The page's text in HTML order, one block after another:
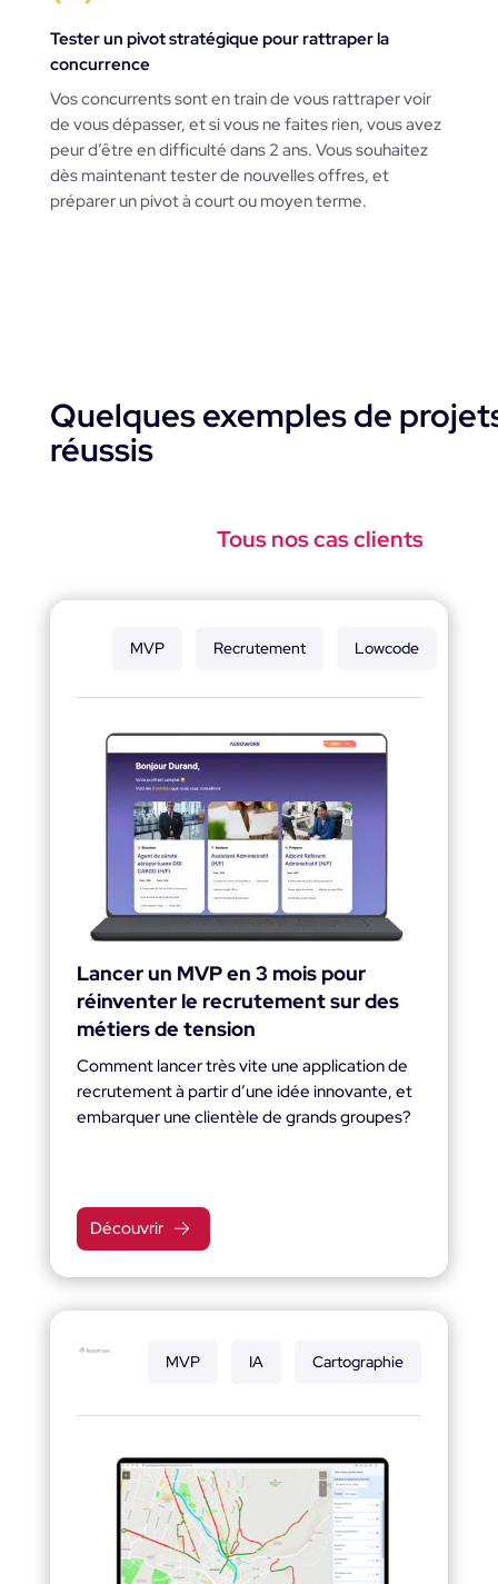
Tester un pivot stratégique pour rattraper la
concurrence
Vos concurrents sont en train de vous rattraper voir
de vous dépasser, et si vous ne faites rien, vous avez
peur d’être en difficulté dans 2 ans. Vous souhaitez
dès maintenant tester de nouvelles offres, et
préparer un pivot à court ou moyen terme.
Quelques exemples de
réussis
Tous nos cas clients
MVP Recrutement Lowcode
Lancer un MVP en 3 mois pour
réinventer le recrutement sur des
métiers de tension
Comment lancer très vite une application de
recrutement à partir d’une idée innovante, et
embarquer une clientèle de grands groupes?
Découvrir
MVP IA Cartographie